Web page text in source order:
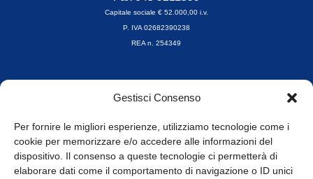
Gestisci Consenso
Per fornire le migliori esperienze, utilizziamo tecnologie come i
cookie per memorizzare e/o accedere alle informazioni del
dispositivo. Il consenso a queste tecnologie ci permetterà di
elaborare dati come il comportamento di navigazione o ID unici
Capitale sociale € 52.000,00 i.v.
P. IVA 02682390238
REA n. 254349
Orari di apertura
8.30-13.00 / 14.00-17.30
Whistleblowing